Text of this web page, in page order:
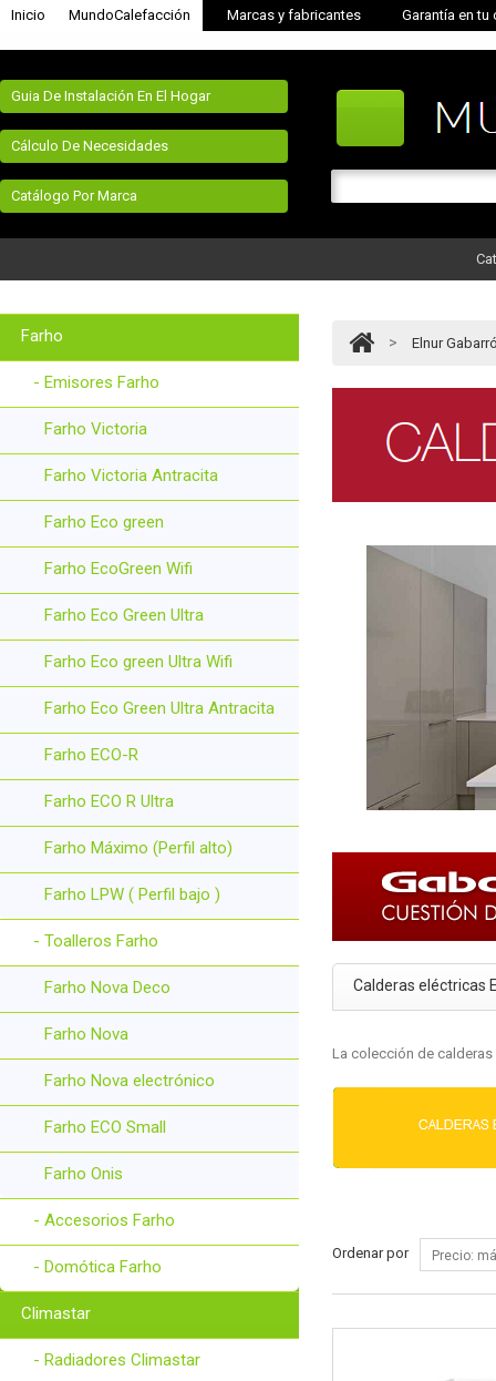
Inicio MundoCalefacción Marcas y fabricantes Garantía en tu
Guia De Instalación En El Hogar
Cálculo De Necesidades
Catálogo Por Marca
Farho
- Emisores Farho
Farho Victoria
Farho Victoria Antracita
Farho Eco green
Farho EcoGreen Wifi
Farho Eco Green Ultra
Farho Eco green Ultra Wifi
Farho Eco Green Ultra Antracita
Farho ECO-R
Farho ECO R Ultra
Farho Máximo (Perfil alto)
Farho LPW ( Perfil bajo )
- Toalleros Farho
Farho Nova Deco
Farho Nova
Farho Nova electrónico
Farho ECO Small
Farho Onis
- Accesorios Farho
- Domótica Farho
Climastar
- Radiadores Climastar
> Elnur
Calderas eléctricas
La colección de
Ordenar por